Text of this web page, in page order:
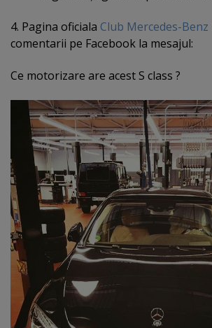
4. Pagina oficiala Club Mercedes-Benz
comentarii pe Facebook la mesajul:
Ce motorizare are acest S class ?